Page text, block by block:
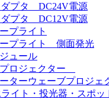
ダプタ DC24V電源
ダプタ DC12V電源
プライト
ープライト 側面発光
ュール
ロジェクター
ターウェーブプロジ
イト・投光器・スポッ